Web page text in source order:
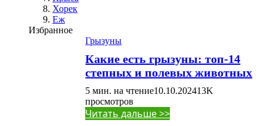
Хорек
Еж
Избранное
Грызуны
Какие есть грызуны: топ-14
степных и полевых животных
5 мин. на чтение10.10.202413K
просмотров
Читать дальше >>